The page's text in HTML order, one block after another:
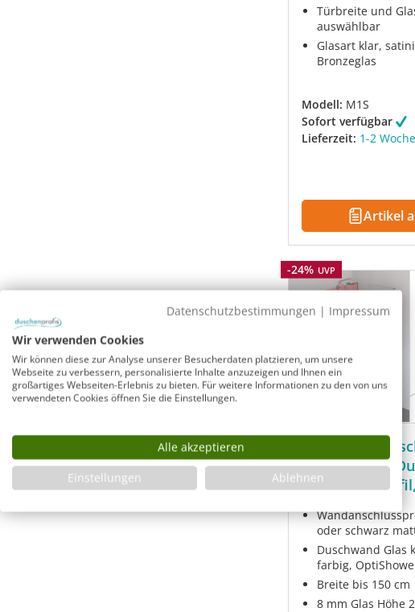
Türbreite und
auswählbar
Glasart klar,
Bronzeglas
Modell: M1S
Sofort verfügbar
Lieferzeit: 1-2
Artikel
Rabatt
-24% UVP
Begehbare
Freistehende
Ausgleichsprofil,
oder schwarz
Duschwand Glas
farbig,
Breite bis 150 cm
8 mm Glas Höhe
Datenschutzbestimmungen | Impressum
Wir verwenden Cookies
Wir können diese zur Analyse unserer Besucherdaten platzieren, um unsere
Webseite zu verbessern, personalisierte Inhalte anzuzeigen und Ihnen ein
großartiges Webseiten-Erlebnis zu bieten. Für weitere Informationen zu den von uns
verwendeten Cookies öffnen Sie die Einstellungen.
Alle akzeptieren
Einstellungen
Ablehnen